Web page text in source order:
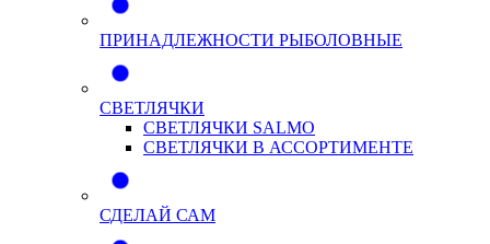
ПРИНАДЛЕЖНОСТИ РЫБОЛОВНЫЕ
СВЕТЛЯЧКИ
СВЕТЛЯЧКИ SALMO
СВЕТЛЯЧКИ В АССОРТИМЕНТЕ
СДЕЛАЙ САМ